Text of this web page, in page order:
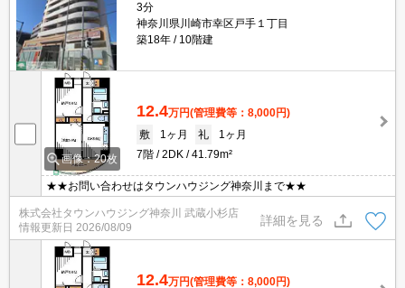
3分
神奈川県川崎市幸区戸手１丁目
築18年
10階建
画像：20枚
12.4万円(管理費等：8,000円)
敷
1ヶ月 礼
1ヶ月
7階
2DK 41.79m²
★★お問い合わせはタウンハウジング神奈川まで★★
株式会社タウンハウジング神奈川 武蔵小杉店
情報更新日 2026/08/09
詳細を見る
12.4万円(管理費等：8,000円)